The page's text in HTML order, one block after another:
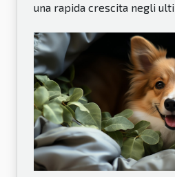
una rapida crescita negli